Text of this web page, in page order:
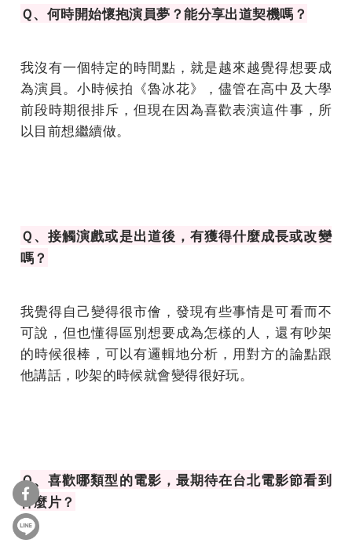
Ｑ、何時開始懷抱演員夢？能分享出道契機嗎？
我沒有一個特定的時間點，就是越來越覺得想要成
為演員。小時候拍《魯冰花》，儘管在高中及大學
前段時期很排斥，但現在因為喜歡表演這件事，所
以目前想繼續做。
Ｑ、接觸演戲或是出道後，有獲得什麼成長或改變
嗎？
我覺得自己變得很市儈，發現有些事情是可看而不
可說，但也懂得區別想要成為怎樣的人，還有吵架
的時候很棒，可以有邏輯地分析，用對方的論點跟
他講話，吵架的時候就會變得很好玩。
Ｑ、喜歡哪類型的電影，最期待在台北電影節看到
什麼片？